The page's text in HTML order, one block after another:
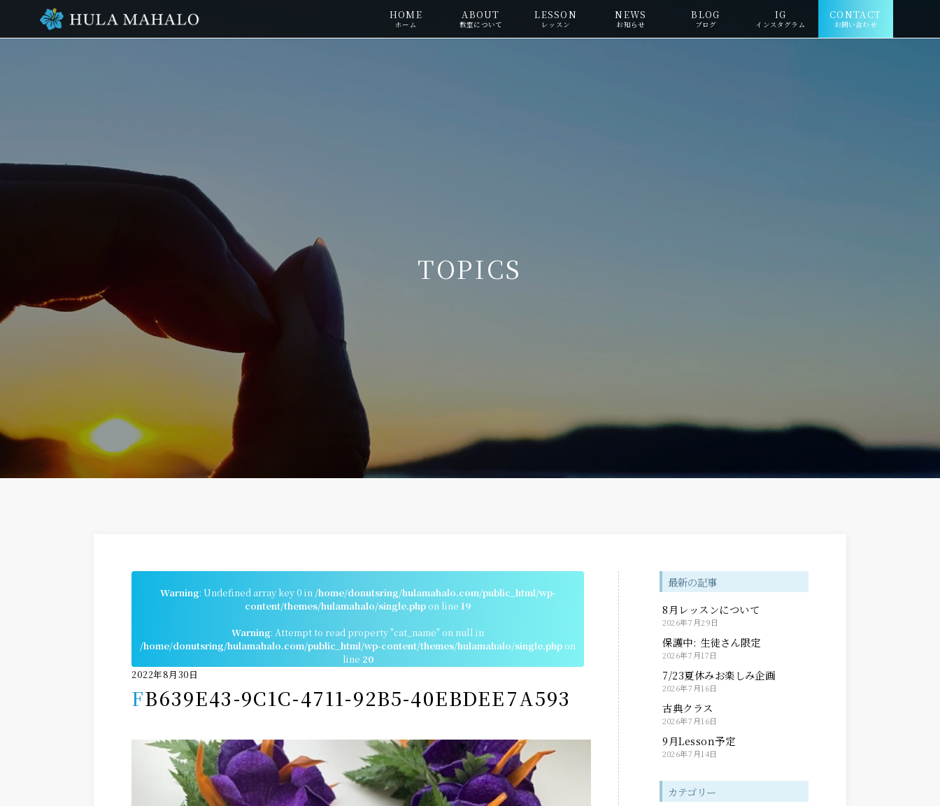
HOME
ホーム
ABOUT
教室について
LESSON
レッスン
NEWS
お知らせ
BLOG
ブログ
IG
インスタグラム
CONTACT
お問い合わせ
TOPICS
Warning: Undefined array key 0 in /home/donutsring/hulamahalo.com/public_html/wp-
content/themes/hulamahalo/single.php on line19
Warning: Attempt to read property "cat_name" on null in
/home/donutsring/hulamahalo.com/public_html/wp-content/themes/hulamahalo/single.php on
line 20
2022年8月30日
FB639E43-9C1C-4711-92B5-40EBDEE7A593
最新の記事
8月レッスンについて
2026年7月29日
保護中: 生徒さん限定
2026年7月17日
7/23夏休みお楽しみ企画
2026年7月16日
古典クラス
2026年7月16日
9月Lesson予定
2026年7月14日
カテゴリー